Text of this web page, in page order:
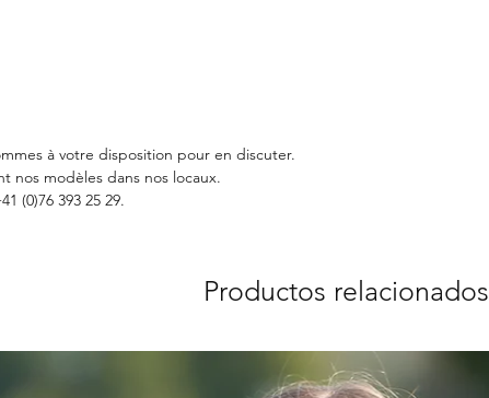
à votre disposition pour en discuter.
nos modèles dans nos locaux.
(0)76 393 25 29.
Productos relacionados